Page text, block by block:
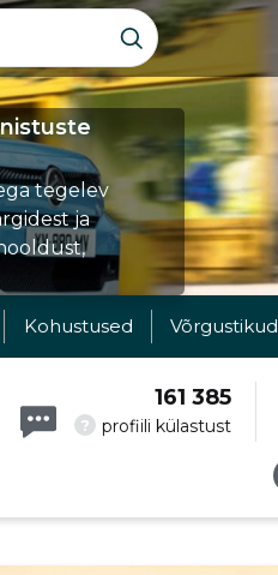
tegelev
ja
Kohustused Võrgustikud
? profiili külastust
161 385